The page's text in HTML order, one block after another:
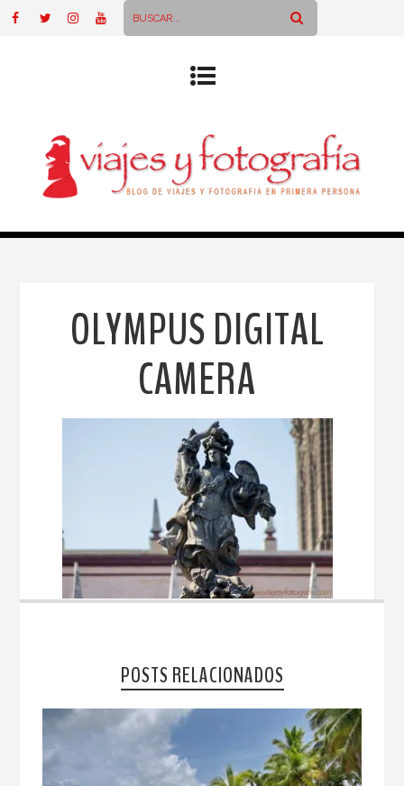
OLYMPUS DIGITAL
CAMERA
POSTS RELACIONADOS